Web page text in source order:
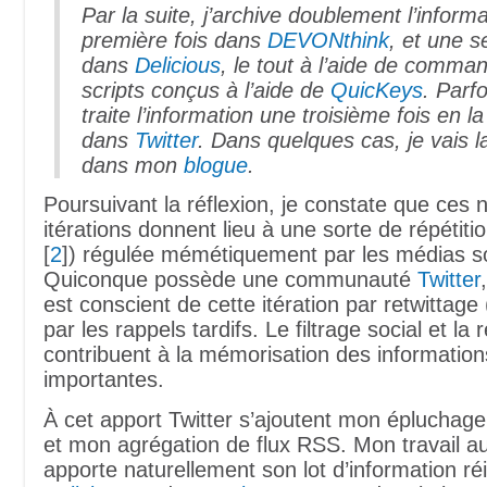
Par la suite, j’archive doublement
première fois dans DEVONthink, et une
dans Delicious, le tout à l’aide de
scripts conçus à l’aide de QuicKeys.
traite l’information une troisième fois en
dans Twitter. Dans quelques cas, je vais
dans mon blogue.
Poursuivant la réflexion, je constate que ces
itérations donnent lieu à une sorte de
[2]) régulée mémétiquement par les médias
Quiconque possède une communauté Twitter
est conscient de cette itération par retwittage
par les rappels tardifs. Le filtrage social et la
contribuent à la mémorisation des
importantes.
À cet apport Twitter s’ajoutent mon
et mon agrégation de flux RSS. Mon travail
apporte naturellement son lot d’information